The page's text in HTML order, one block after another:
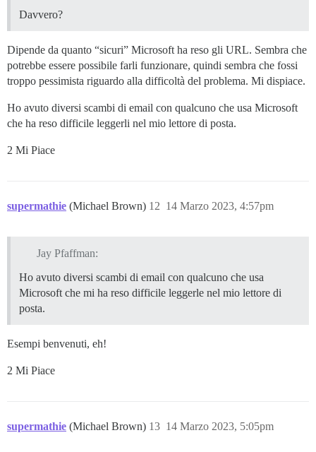
Davvero?
Dipende da quanto “sicuri” Microsoft ha reso gli URL. Sembra che
potrebbe essere possibile farli funzionare, quindi sembra che fossi
troppo pessimista riguardo alla difficoltà del problema. Mi dispiace.
Ho avuto diversi scambi di email con qualcuno che usa Microsoft
che ha reso difficile leggerli nel mio lettore di posta.
2 Mi Piace
supermathie (Michael Brown) 14 Marzo 2023, 4:57pm
12
Jay Pfaffman:
Ho avuto diversi scambi di email con qualcuno che usa
Microsoft che mi ha reso difficile leggerle nel mio lettore di
posta.
Esempi benvenuti, eh!
2 Mi Piace
supermathie (Michael Brown) 14 Marzo 2023, 5:05pm
13